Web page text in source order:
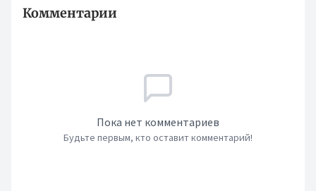
Комментарии
Пока нет комментариев
Будьте первым, кто оставит комментарий!